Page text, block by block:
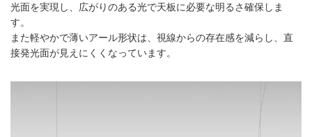
光面を実現し、広がりのある光で天板に必要な明るさ確保しま
す。
また軽やかで薄いアール形状は、視線からの存在感を減らし、直
接発光面が見えにくくなっています。